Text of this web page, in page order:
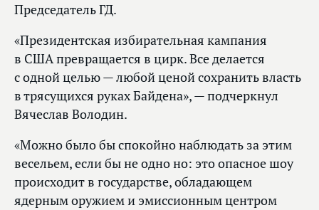
Председатель ГД.
«Президентская избирательная кампания
в США превращается в цирк. Все делается
с одной целью — любой ценой сохранить власть
в трясущихся руках Байдена», — подчеркнул
Вячеслав Володин.
«Можно было бы спокойно наблюдать за этим
весельем, если бы не одно но: это опасное шоу
происходит в государстве, обладающем
ядерным оружием и эмиссионным центром